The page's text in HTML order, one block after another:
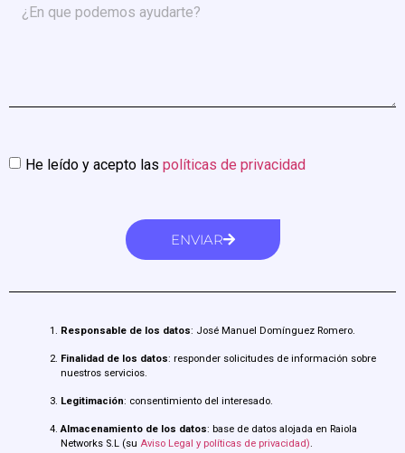
He leído y acepto las políticas de privacidad
ENVIAR
Responsable de los datos: José Manuel Domínguez Romero.
Finalidad de los datos: responder solicitudes de información sobre
nuestros servicios.
Legitimación: consentimiento del interesado.
Almacenamiento de los datos: base de datos alojada en Raiola
Networks S.L (su Aviso Legal y políticas de privacidad).